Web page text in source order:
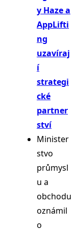
y Haze a
AppLifti
ng
uzavíraj
í
strategi
cké
partner
ství
Minister
stvo
průmysl
u a
obchodu
oznámil
o